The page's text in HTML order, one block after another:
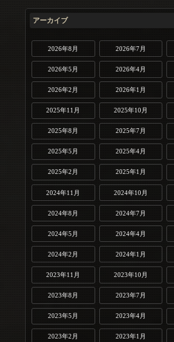
アーカイブ
2026年8月 2026年7月
2026年5月 2026年4月
2026年2月 2026年1月
2025年11月 2025年10月
2025年8月 2025年7月
2025年5月 2025年4月
2025年2月 2025年1月
2024年11月 2024年10月
2024年8月 2024年7月
2024年5月 2024年4月
2024年2月 2024年1月
2023年11月 2023年10月
2023年8月 2023年7月
2023年5月 2023年4月
2023年2月 2023年1月